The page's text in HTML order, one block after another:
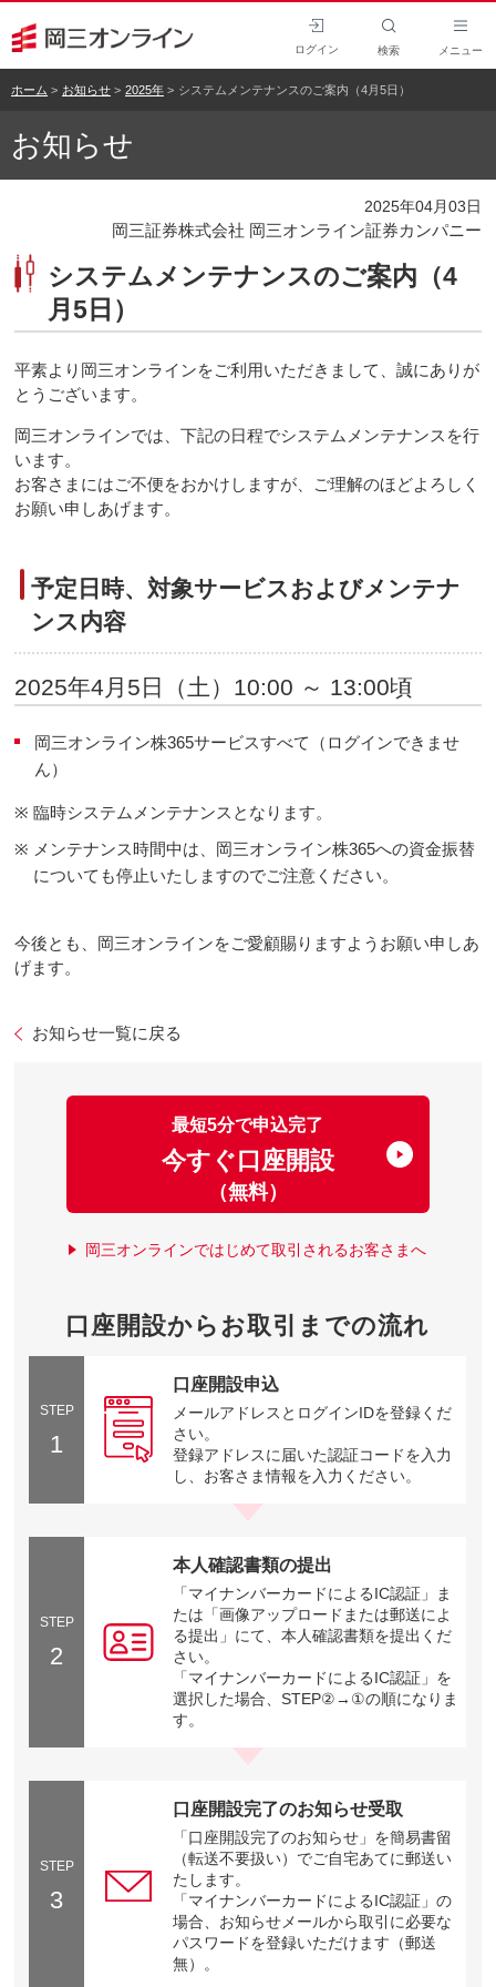
ログイン 検索 メニュー
ホーム お知らせ 2025年 システムメンテナンスのご案内（4月5日）
お知らせ
2025年04月03日
岡三証券株式会社 岡三オンライン証券カンパニー
システムメンテナンスのご案内（4
月5日）
平素より岡三オンラインをご利用いただきまして、誠にありが
とうございます。
岡三オンラインでは、下記の日程でシステムメンテナンスを行
います。
お客さまにはご不便をおかけしますが、ご理解のほどよろしく
お願い申しあげます。
予定日時、対象サービスおよびメンテナ
ンス内容
2025年4月5日（土）10:00 ～ 13:00頃
岡三オンライン株365サービスすべて（ログインできませ
ん）
※ 臨時システムメンテナンスとなります。
※ メンテナンス時間中は、岡三オンライン株365への資金振替
についても停止いたしますのでご注意ください。
今後とも、岡三オンラインをご愛顧賜りますようお願い申しあ
げます。
お知らせ一覧に戻る
最短5分で申込完了
今すぐ口座開設
（無料）
岡三オンラインではじめて取引されるお客さまへ
口座開設からお取引までの流れ
STEP
1
口座開設申込
メールアドレスとログインIDを登録くだ
さい。
登録アドレスに届いた認証コードを入力
し、お客さま情報を入力ください。
STEP
2
本人確認書類の提出
「マイナンバーカードによるIC認証」ま
たは「画像アップロードまたは郵送によ
る提出」にて、本人確認書類を提出くだ
さい。
「マイナンバーカードによるIC認証」を
選択した場合、STEP②→①の順になりま
す。
STEP
3
口座開設完了のお知らせ受取
「口座開設完了のお知らせ」を簡易書留
（転送不要扱い）でご自宅あてに郵送い
たします。
「マイナンバーカードによるIC認証」の
場合、お知らせメールから取引に必要な
パスワードを登録いただけます（郵送
無）。